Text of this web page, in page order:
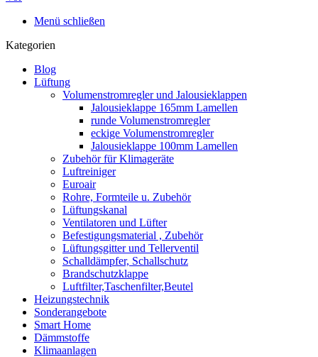
Menü schließen
Kategorien
Blog
Lüftung
Volumenstromregler und Jalousieklappen
Jalousieklappe 165mm Lamellen
runde Volumenstromregler
eckige Volumenstromregler
Jalousieklappe 100mm Lamellen
Zubehör für Klimageräte
Luftreiniger
Euroair
Rohre, Formteile u. Zubehör
Lüftungskanal
Ventilatoren und Lüfter
Befestigungsmaterial , Zubehör
Lüftungsgitter und Tellerventil
Schalldämpfer, Schallschutz
Brandschutzklappe
Luftfilter,Taschenfilter,Beutel
Heizungstechnik
Sonderangebote
Smart Home
Dämmstoffe
Klimaanlagen